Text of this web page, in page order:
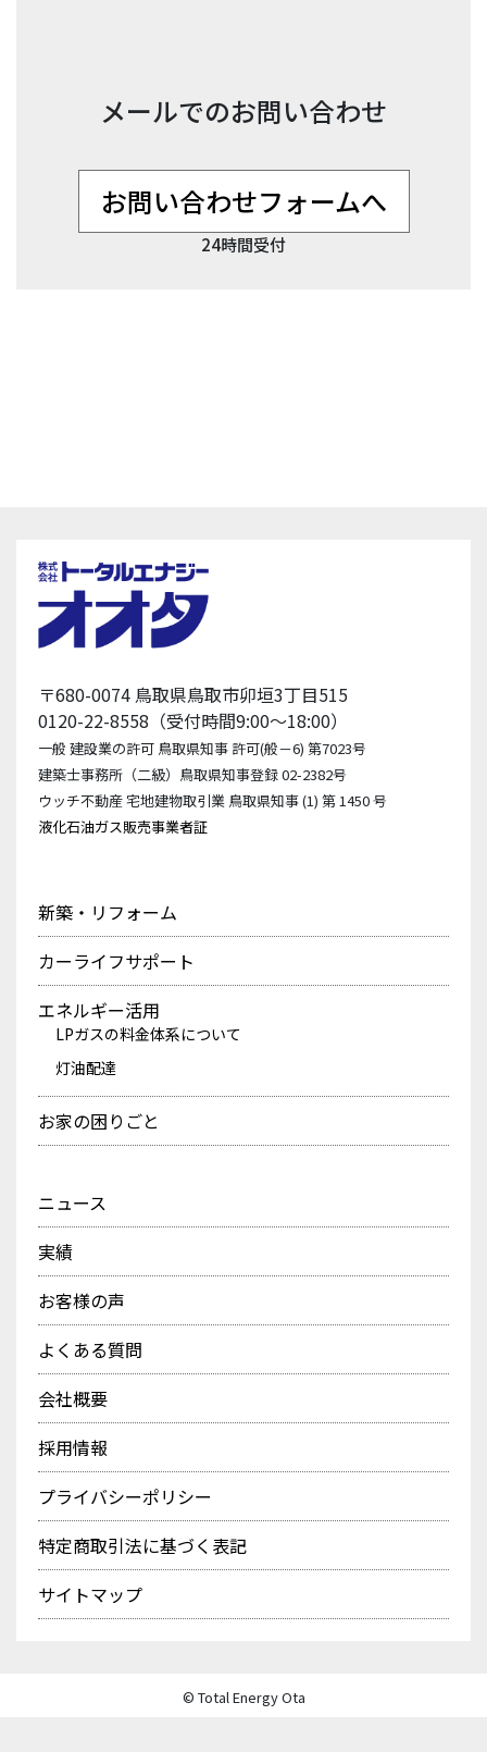
メールでのお問い合わせ
お問い合わせフォームへ
24時間受付
〒680-0074 鳥取県鳥取市卯垣3丁目515
0120-22-8558（受付時間9:00〜18:00）
一般 建設業の許可 鳥取県知事 許可(般－6) 第7023号
建築士事務所（二級）鳥取県知事登録 02-2382号
ウッチ不動産 宅地建物取引業 鳥取県知事 (1) 第 1450 号
液化石油ガス販売事業者証
新築・リフォーム
カーライフサポート
エネルギー活用
LPガスの料金体系について
灯油配達
お家の困りごと
ニュース
実績
お客様の声
よくある質問
会社概要
採用情報
プライバシーポリシー
特定商取引法に基づく表記
サイトマップ
© Total Energy Ota